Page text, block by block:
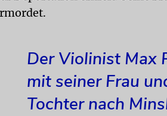
Der Violinist Max
mit seiner Frau
Tochter nach